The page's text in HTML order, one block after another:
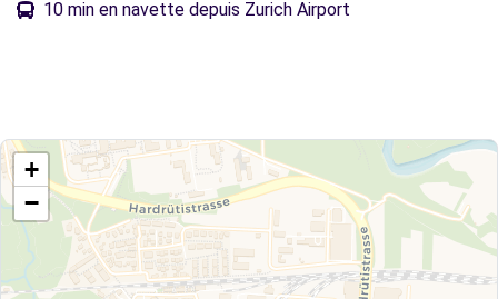
10 min en navette depuis Zurich Airport
+
−